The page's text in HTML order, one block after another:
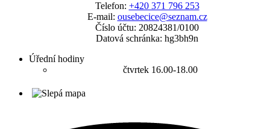
Telefon: +420 371 796 253
E-mail: ousebecice@seznam.cz
Číslo účtu: 20824381/0100
Datová schránka: hg3bh9n
Úřední hodiny
čtvrtek 16.00-18.00